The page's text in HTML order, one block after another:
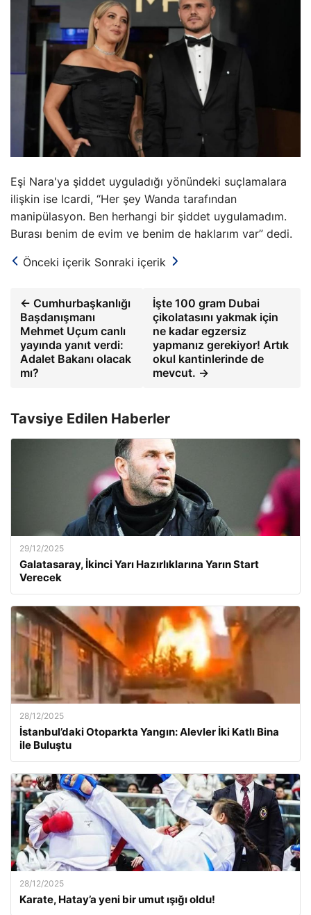
Eşi Nara'ya şiddet uyguladığı yönündeki suçlamalara
ilişkin ise Icardi, “Her şey Wanda tarafından
manipülasyon. Ben herhangi bir şiddet uygulamadım.
Burası benim de evim ve benim de haklarım var” dedi.
Önceki içerik Sonraki içerik
← Cumhurbaşkanlığı
Başdanışmanı
Mehmet Uçum canlı
yayında yanıt verdi:
Adalet Bakanı olacak
mı?
İşte 100 gram Dubai
çikolatasını yakmak için
ne kadar egzersiz
yapmanız gerekiyor! Artık
okul kantinlerinde de
mevcut. →
Tavsiye Edilen Haberler
29/12/2025
Galatasaray, İkinci Yarı Hazırlıklarına Yarın Start
Verecek
28/12/2025
İstanbul’daki Otoparkta Yangın: Alevler İki Katlı Bina
ile Buluştu
28/12/2025
Karate, Hatay’a yeni bir umut ışığı oldu!